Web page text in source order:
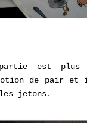
est plus
de pair et
jetons.